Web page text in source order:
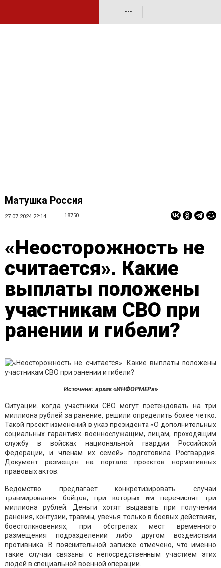
•••
Матушка Россия
27.07.2024 22:14 18750
«Неосторожность не
считается». Какие
выплаты положены
участникам СВО при
ранении и гибели?
Источник: архив «ИНФОРМЕРа»
Ситуации, когда участники СВО могут претендовать на три
миллиона рублей за ранение, решили определить более четко.
Такой проект изменений в указ президента «О дополнительных
социальных гарантиях военнослужащим, лицам, проходящим
службу в войсках национальной гвардии Российской
Федерации, и членам их семей» подготовила Росгвардия.
Документ размещен на портале проектов нормативных
правовых актов.
Ведомство предлагает конкретизировать случаи
травмирования бойцов, при которых им перечислят три
миллиона рублей. Деньги хотят выдавать при получении
ранения, контузии, травмы, увечья только в боевых действиях,
боестолкновениях, при обстрелах мест временного
размещения подразделений либо другом воздействии
противника. В пояснительной записке отмечено, что именно
такие случаи связаны с непосредственным участием этих
людей в специальной военной операции.